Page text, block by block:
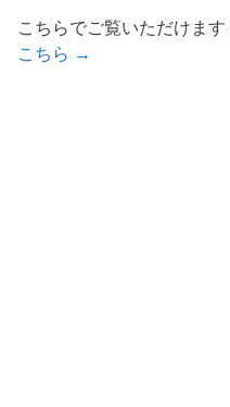
こちらでご覧いただけます
こちら →